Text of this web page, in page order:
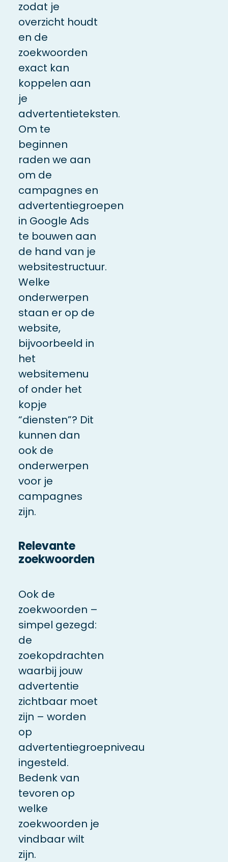
zodat je
overzicht houdt
en de
zoekwoorden
exact kan
koppelen aan
je
advertentieteksten.
Om te
beginnen
raden we aan
om de
campagnes en
advertentiegroepen
in Google Ads
te bouwen aan
de hand van je
websitestructuur.
Welke
onderwerpen
staan er op de
website,
bijvoorbeeld in
het
websitemenu
of onder het
kopje
“diensten”? Dit
kunnen dan
ook de
onderwerpen
voor je
campagnes
zijn.
Relevante
zoekwoorden
Ook de
zoekwoorden –
simpel gezegd:
de
zoekopdrachten
waarbij jouw
advertentie
zichtbaar moet
zijn – worden
op
advertentiegroepniveau
ingesteld.
Bedenk van
tevoren op
welke
zoekwoorden je
vindbaar wilt
zijn.